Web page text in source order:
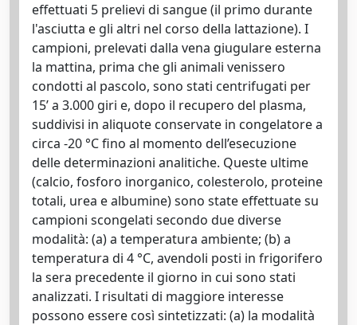
effettuati 5 prelievi di sangue (il primo durante
l'asciutta e gli altri nel corso della lattazione). I
campioni, prelevati dalla vena giugulare esterna
la mattina, prima che gli animali venissero
condotti al pascolo, sono stati centrifugati per
15’ a 3.000 giri e, dopo il recupero del plasma,
suddivisi in aliquote conservate in congelatore a
circa -20 °C fino al momento dell’esecuzione
delle determinazioni analitiche. Queste ultime
(calcio, fosforo inorganico, colesterolo, proteine
totali, urea e albumine) sono state effettuate su
campioni scongelati secondo due diverse
modalità: (a) a temperatura ambiente; (b) a
temperatura di 4 °C, avendoli posti in frigorifero
la sera precedente il giorno in cui sono stati
analizzati. I risultati di maggiore interesse
possono essere così sintetizzati: (a) la modalità